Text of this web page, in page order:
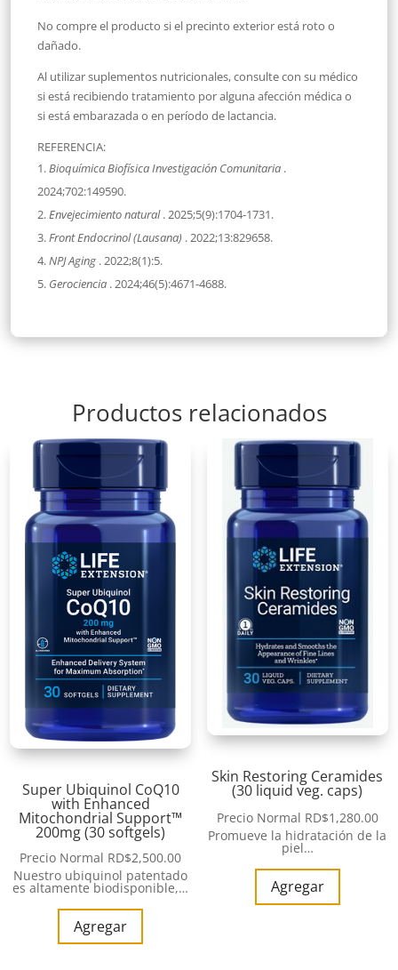
No compre el producto si el precinto exterior está roto o
dañado.
Al utilizar suplementos nutricionales, consulte con su médico
si está recibiendo tratamiento por alguna afección médica o
si está embarazada o en período de lactancia.
REFERENCIA:
Bioquímica Biofísica Investigación Comunitaria .
2024;702:149590.
Envejecimiento natural. 2025;5(9):1704-1731.
Front Endocrinol (Lausana) . 2022;13:829658.
NPJ Aging . 2022;8(1):5.
Gerociencia . 2024;46(5):4671-4688.
Productos relacionados
Super Ubiquinol CoQ10
with Enhanced
Mitochondrial Support™
200mg (30 softgels)
Precio Normal RD$2,500.00
Nuestro ubiquinol patentado
es altamente biodisponible,…
Agregar
Skin Restoring Ceramides
(30 liquid veg. caps)
Precio Normal RD$1,280.00
Promueve la hidratación de la
piel…
Agregar